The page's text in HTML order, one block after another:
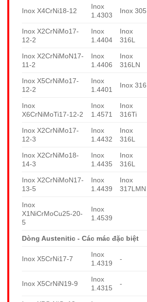
Inox X4CrNi18-12
Inox
1.4303
Inox 305
Inox X2CrNiMo17-
12-2
Inox
1.4404
Inox
316L
Inox X2CrNiMoN17-
11-2
Inox
1.4406
Inox
316LN
Inox X5CrNiMo17-
12-2
Inox
1.4401
Inox 316
Inox
X6CrNiMoTi17-12-2
Inox
1.4571
Inox
316Ti
Inox X2CrNiMo17-
12-3
Inox
1.4432
Inox
316L
Inox X2CrNiMo18-
14-3
Inox
1.4435
Inox
316L
Inox X2CrNiMoN17-
13-5
Inox
1.4439
Inox
317LMN
Inox
X1NiCrMoCu25-20-
5
Inox
1.4539
Dòng Austenitic - Các mác đặc biệt
Inox X5CrNi17-7
Inox
1.4319
-
Inox X5CrNiN19-9
Inox
1.4315
-